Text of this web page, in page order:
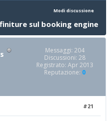
Modi discussione
sul booking engine
Messaggi: 204
Discussioni: 28
Registrato: Apr 2013
Reputazione: 0
#21